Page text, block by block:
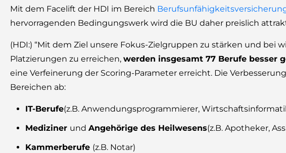
Mit dem Facelift der HDI im Bereich
hervorragenden Bedingungswerk wird die BU daher preislich
(HDI:) “Mit dem Ziel unsere Fokus-Zielgruppen zu stärken und bei
Platzierungen zu erreichen, werden insgesamt 77 Berufe besser
eine Verfeinerung der Scoring-Parameter erreicht. Die
Bereichen ab:
IT-Berufe(z.B. Anwendungsprogrammierer,
Mediziner und Angehörige des Heilwesens(z.B. Apotheker,
Kammerberufe (z.B. Notar)